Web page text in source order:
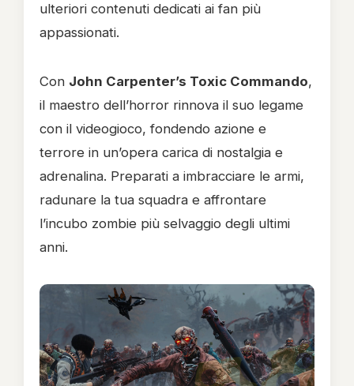
ulteriori contenuti dedicati ai fan più
appassionati.
Con John Carpenter’s Toxic Commando,
il maestro dell’horror rinnova il suo legame
con il videogioco, fondendo azione e
terrore in un’opera carica di nostalgia e
adrenalina. Preparati a imbracciare le armi,
radunare la tua squadra e affrontare
l’incubo zombie più selvaggio degli ultimi
anni.